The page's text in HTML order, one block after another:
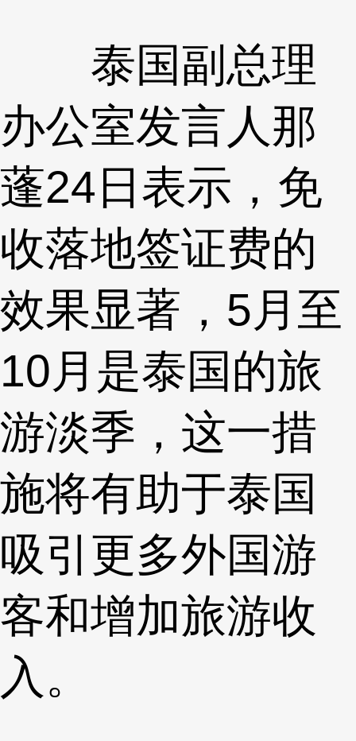
泰国副总理
办公室发言人那
蓬24日表示，免
收落地签证费的
效果显著，5月至
10月是泰国的旅
游淡季，这一措
施将有助于泰国
吸引更多外国游
客和增加旅游收
入。